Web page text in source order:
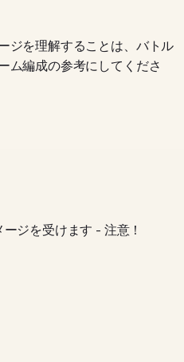
ジを理解することは、バトル
ム編成の参考にしてくださ
ジを受けます - 注意！